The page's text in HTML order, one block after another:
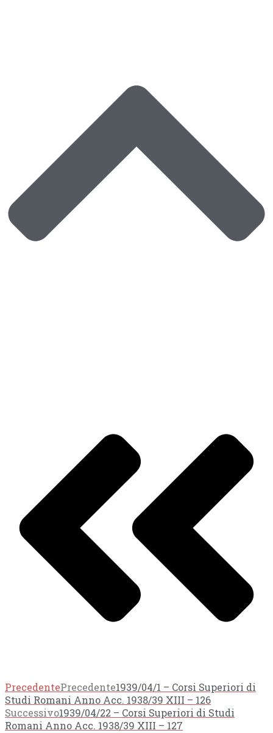
PrecedentePrecedente1939/04/1 – Corsi Superiori di
Studi Romani Anno Acc. 1938/39 XIII – 126
Successivo1939/04/22 – Corsi Superiori di Studi
Romani Anno Acc. 1938/39 XIII – 127